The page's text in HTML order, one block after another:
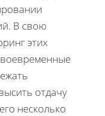
В свою
этих
отдачу
несколько